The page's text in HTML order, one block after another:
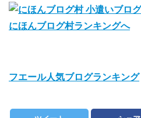
にほんブログ村ランキングへ
フエール人気ブログランキング